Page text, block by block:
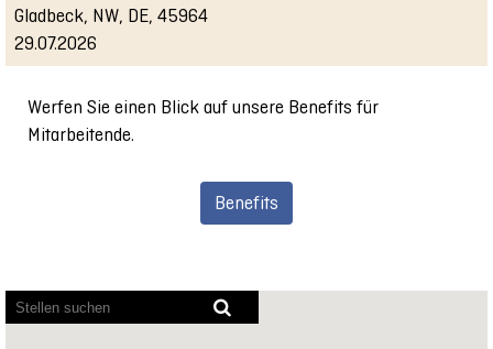
Gladbeck, NW, DE, 45964
29.07.2026
Werfen Sie einen Blick auf unsere Benefits für
Mitarbeitende.
Benefits
Bildschirmausleseprogramme
können